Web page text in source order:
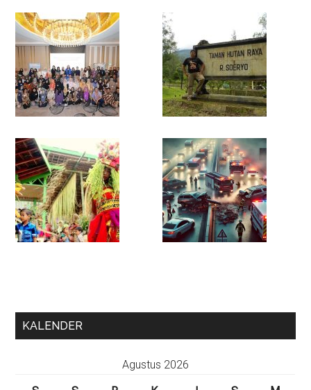
KALENDER
Agustus 2026